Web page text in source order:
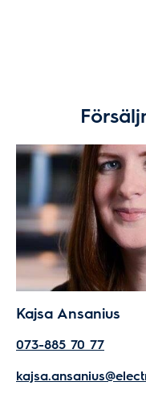
Kajsa Ansanius
073-885 70 77